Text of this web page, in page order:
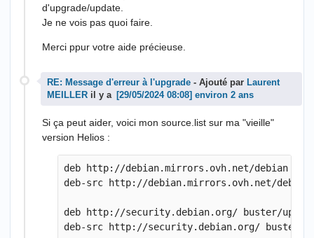
d'upgrade/update.
Je ne vois pas quoi faire.
Merci ppur votre aide précieuse.
RE: Message d'erreur à l'upgrade - Ajouté par Laurent
MEILLER il y a environ 2 ans
Si ça peut aider, voici mon source.list sur ma "vieille"
version Helios :
deb http://debian.mirrors.ovh.net/debian
deb-src http://debian.mirrors.ovh.net/debian
deb http://security.debian.org/ buster/
deb-src http://security.debian.org/ buster/